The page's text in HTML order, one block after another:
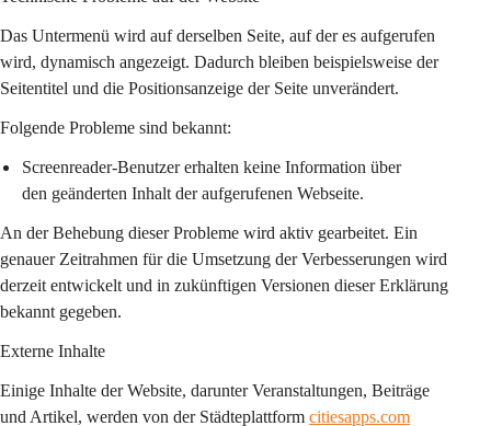
Das Untermenü wird auf derselben Seite, auf der es aufgerufen
wird, dynamisch angezeigt. Dadurch bleiben beispielsweise der
Seitentitel und die Positionsanzeige der Seite unverändert.
Folgende Probleme sind bekannt:
Screenreader-Benutzer erhalten keine Information über
den geänderten Inhalt der aufgerufenen Webseite.
An der Behebung dieser Probleme wird aktiv gearbeitet. Ein
genauer Zeitrahmen für die Umsetzung der Verbesserungen wird
derzeit entwickelt und in zukünftigen Versionen dieser Erklärung
bekannt gegeben.
Externe Inhalte
Einige Inhalte der Website, darunter Veranstaltungen, Beiträge
und Artikel, werden von der Städteplattform citiesapps.com